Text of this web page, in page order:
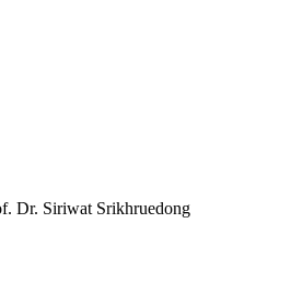
Dr. Siriwat Srikhruedong